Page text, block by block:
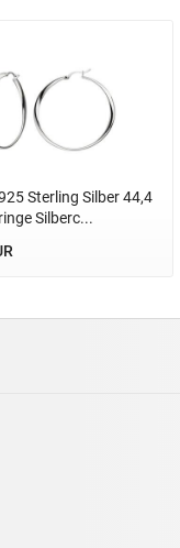
Sterling Silber 44,4
Silberc...